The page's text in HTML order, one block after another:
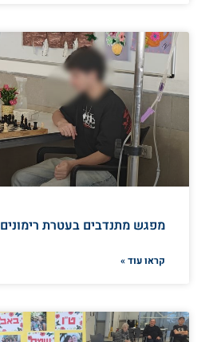
מפגש מתנדבים בעטרת רימונים
קראו עוד »